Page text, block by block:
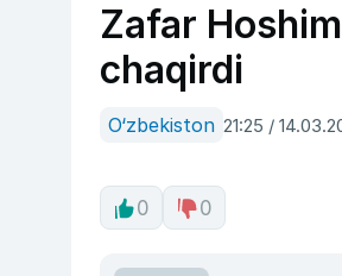
Zafar
chaqirdi
O‘zbekiston 21:25 /
0 0